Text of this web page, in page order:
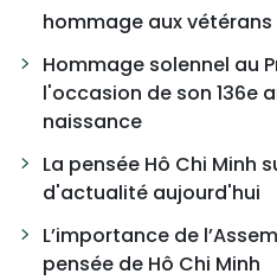
hommage aux vétérans
Hommage solennel au
l'occasion de son 136e
naissance
La pensée Hô Chi Minh
d'actualité aujourd'hui
L’importance de
pensée de Hô Chi Minh